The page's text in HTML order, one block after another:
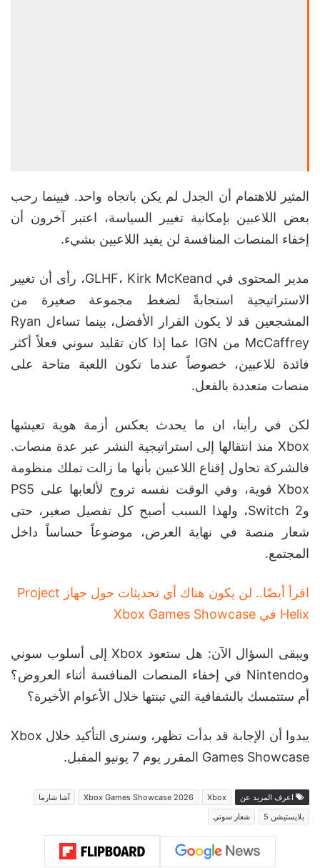
المثير للاهتمام أن الجدل لم يكن باتجاه واحد. فبينما رحب
بعض اللاعبين بإمكانية تغيير السياسة، اعتبر آخرون أن
إخفاء المنصات المنافسة لن يفيد اللاعبين بشيء.
مدير المحتوى في GLHF، Kirk McKeand، رأى أن تغيير
الاستراتيجية استجابةً لضغط مجموعة صغيرة من
المشجعين قد لا يكون القرار الأفضل، بينما تساءل Ryan
McCaffrey من IGN عما إذا كان تقليد سوني فعلاً أكثر
فائدة للاعبين، خصوصاً عندما تكون اللعبة متاحة على
منصات متعددة بالفعل.
لكن في رأينا، ان ما يحدث يعكس أزمة هوية تعيشها
Xbox منذ انتقالها إلى استراتيجية النشر عبر عدة منصات.
فالشركة تحاول إقناع اللاعبين بأنها ما زالت تملك منظومة
Xbox قوية، وفي الوقت نفسه تروج لألعابها على PS5
وSwitch 2، ولهذا السبب أصبح كل تفصيل صغير، حتى
شعار منصة في نهاية العرض، موضوعاً حساساً داخل
المجتمع.
اقرأ أيضًا.. لن يكون هناك أي تحديثات حول جهاز Project
Helix في Xbox Games Showcase
ويبقى السؤال الآن: هل ستعود Xbox إلى أسلوب سوني
وNintendo في إخفاء المنصات المنافسة أثناء العروض؟
أم ستتمسك بالشفافية التي تبنتها خلال الأعوام الأخيرة؟
يبدوا أن الإجابة قد بدأت تظهر، وسنرى التأكيد خلال Xbox
Games Showcase المقرر يوم 7 يونيو المقبل.
اعرف المزيد عن Xbox
Xbox Games Showcase 2026
آشا شارما
بلايستيشن 5
شعار سوني